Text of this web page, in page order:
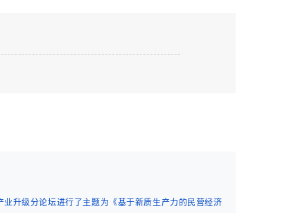
升级分论坛进行了主题为《基于新质生产力的民营经济